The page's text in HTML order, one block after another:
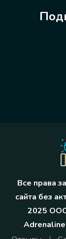
Все права
сайта без
2025